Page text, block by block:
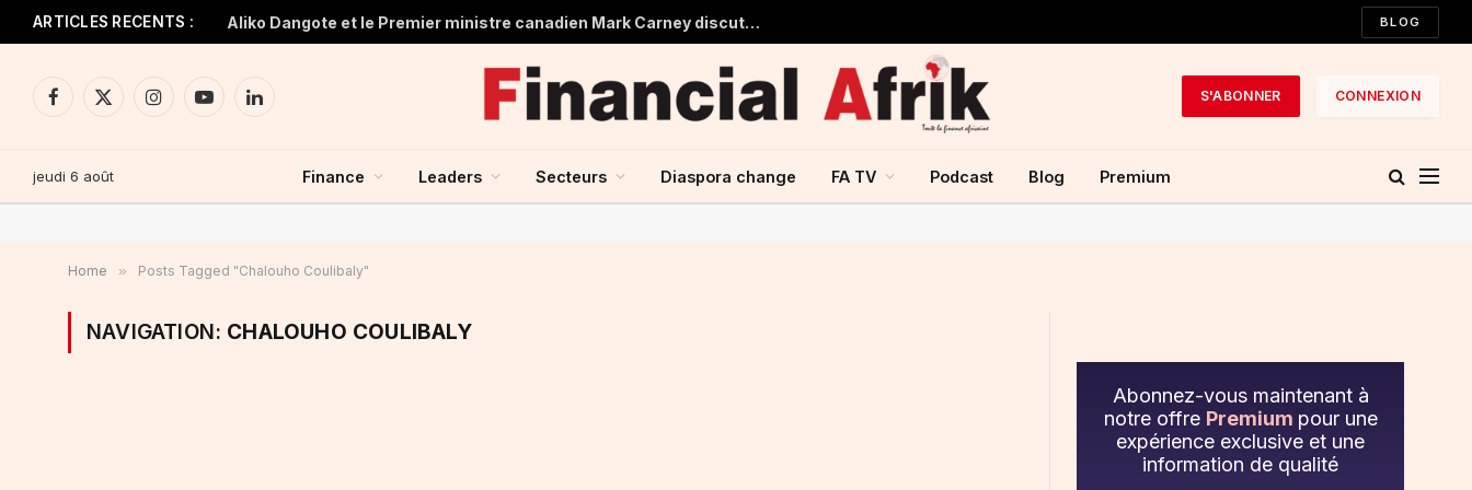
ARTICLES RECENTS : Aliko Dangote et le Premier ministre canadien Mark Carney discutent du renforcement des échanges entre le Canada et l’Afrique BLOG
Facebook
X
InstagramYouTubeLinkedIn
S'ABONNER CONNEXION
jeudi 6 août Finance Leaders Secteurs Diaspora change FA TV Podcast Blog Premium
Home » Posts Tagged "Chalouho Coulibaly"
NAVIGATION: CHALOUHO COULIBALY
Abonnez-vous maintenant à
notre offre Premium pour une
expérience exclusive et une
information de qualité